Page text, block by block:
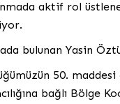
aktif rol
bulunan Yasin
50.
bağlı Bölge